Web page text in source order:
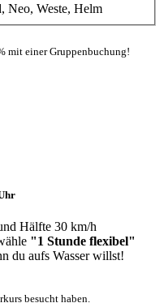
Neo, Weste, Helm
mit einer Gruppenbuchung!
Hälfte 30 km/h
"1 Stunde flexibel"
du aufs Wasser willst!
besucht haben.